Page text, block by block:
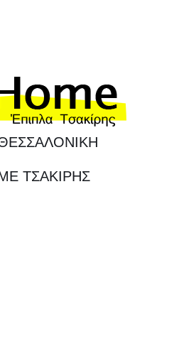
ΤΣΑΚΙΡΗΣ